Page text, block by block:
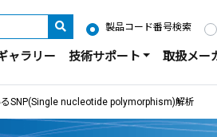
製品コード番号検索
ャラリー 技術サポート 取扱メー
SNP(Single nucleotide polymorphism)解析